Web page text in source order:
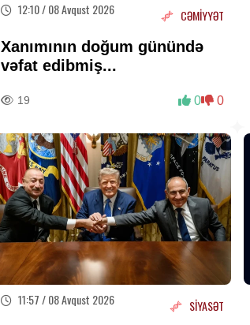
12:10 / 08 Avqust 2026 CƏMİYYƏT
Xanımının doğum günündə
vəfat edibmiş...
19 0 0
11:57 / 08 Avqust 2026 SİYASƏT